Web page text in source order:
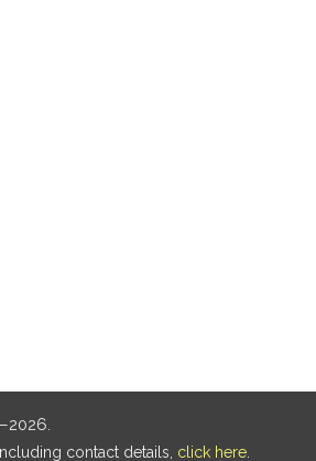
contact details, click here